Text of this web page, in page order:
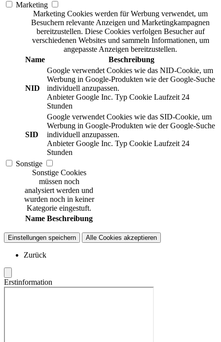
Marketing
Marketing Cookies werden für Werbung verwendet, um
Besuchern relevante Anzeigen und Marketingkampagnen
bereitzustellen. Diese Cookies verfolgen Besucher auf
verschiedenen Websites und sammeln Informationen, um
angepasste Anzeigen bereitzustellen.
Name
Beschreibung
NID
Google verwendet Cookies wie das NID-Cookie, um
Werbung in Google-Produkten wie der Google-Suche
individuell anzupassen.
Anbieter Google Inc. Typ Cookie Laufzeit 24
Stunden
SID
Google verwendet Cookies wie das SID-Cookie, um
Werbung in Google-Produkten wie der Google-Suche
individuell anzupassen.
Anbieter Google Inc. Typ Cookie Laufzeit 24
Stunden
Sonstige
Sonstige Cookies
müssen noch
analysiert werden und
wurden noch in keiner
Kategorie eingestuft.
Name Beschreibung
Einstellungen speichern Alle Cookies akzeptieren
Zurück
Erstinformation